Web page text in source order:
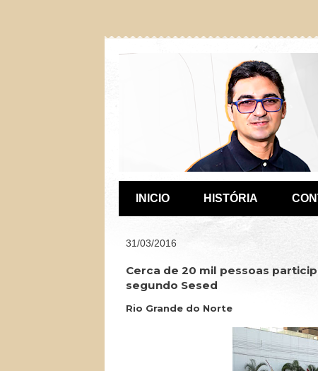
INICIO HISTÓRIA
31/03/2016
Cerca de 20 mil pessoas
segundo Sesed
Rio Grande do Norte